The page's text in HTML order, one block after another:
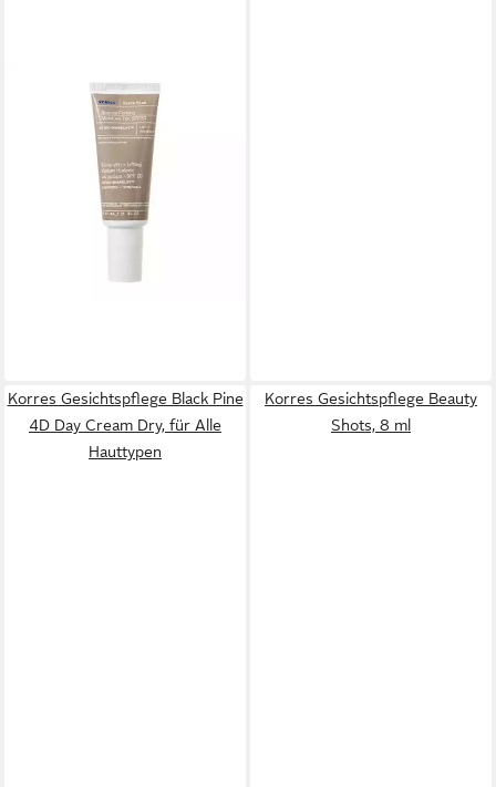
Gesichtspflege Black Pine 4D
BioShapeLift Straffende
Feuchtigkeitscreme SPF20
UVP
59,90 €
in 4-5 Werktagen bei dir
Korres Gesichtspflege Black Pine
4D Day Cream Dry, für Alle
Hauttypen
Korres Gesichtspflege Beauty
Shots, 8 ml